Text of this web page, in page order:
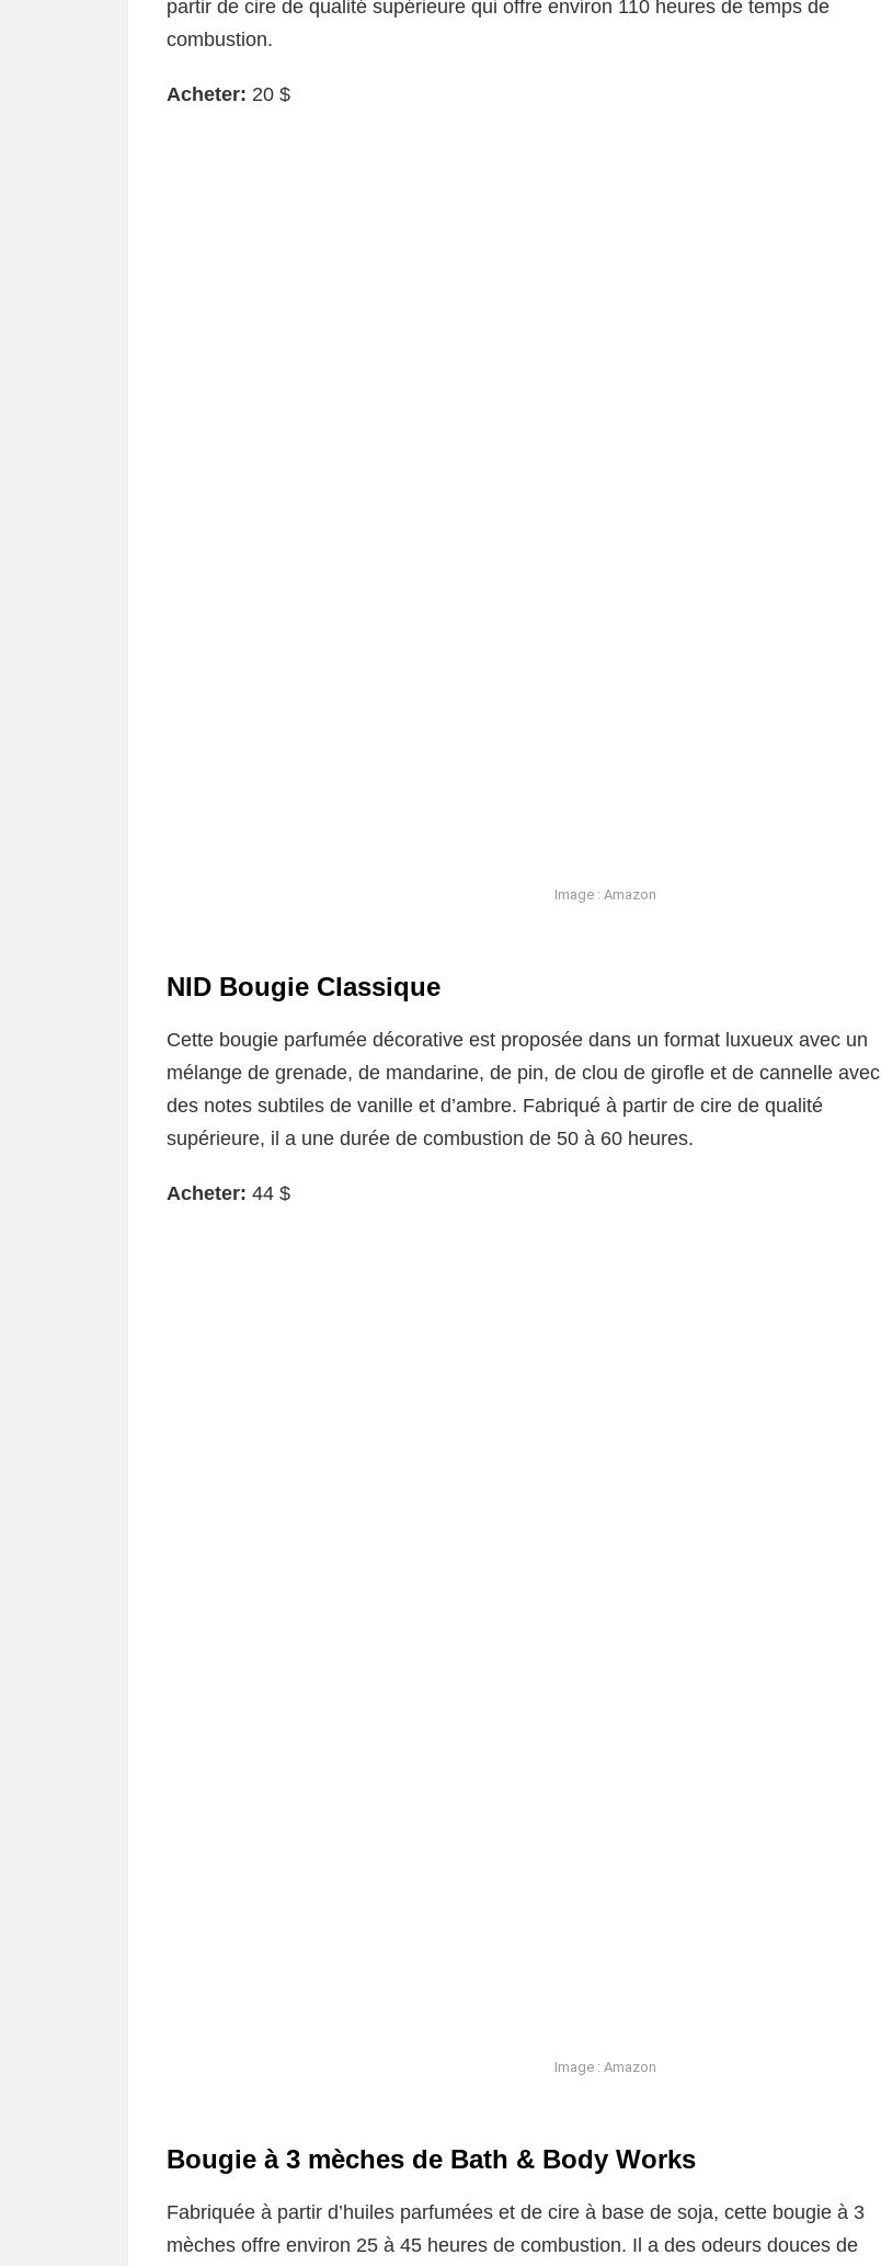
partir de cire de qualité supérieure qui offre environ 110 heures de temps de
combustion.
Acheter: 20 $
Image : Amazon
NID Bougie Classique
Cette bougie parfumée décorative est proposée dans un format luxueux avec un
mélange de grenade, de mandarine, de pin, de clou de girofle et de cannelle avec
des notes subtiles de vanille et d’ambre. Fabriqué à partir de cire de qualité
supérieure, il a une durée de combustion de 50 à 60 heures.
Acheter: 44 $
Image : Amazon
Bougie à 3 mèches de Bath & Body Works
Fabriquée à partir d’huiles parfumées et de cire à base de soja, cette bougie à 3
mèches offre environ 25 à 45 heures de combustion. Il a des odeurs douces de